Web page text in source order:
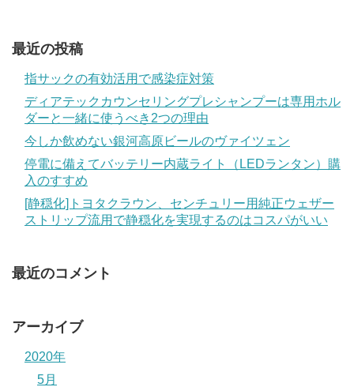
最近の投稿
指サックの有効活用で感染症対策
ディアテックカウンセリングプレシャンプーは専用ホル
ダーと一緒に使うべき2つの理由
今しか飲めない銀河高原ビールのヴァイツェン
停電に備えてバッテリー内蔵ライト（LEDランタン）購
入のすすめ
[静穏化]トヨタクラウン、センチュリー用純正ウェザー
ストリップ流用で静穏化を実現するのはコスパがいい
最近のコメント
アーカイブ
2020年
5月